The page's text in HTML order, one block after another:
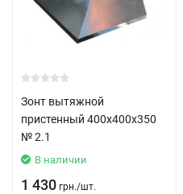
Зонт вытяжной
пристенный 400x400х350
№ 2.1
В наличии
1 430 грн./шт.